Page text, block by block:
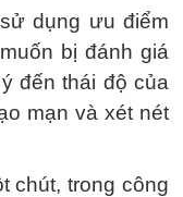
dụng ưu điểm
bị đánh giá
đến thái độ của
mạn và xét nét
chút, trong công